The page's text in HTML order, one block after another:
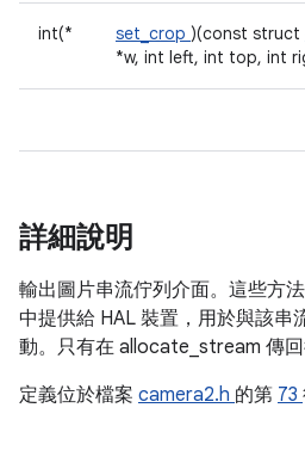
int(* set_crop )(const struct
*w, int left, int top, int
詳細說明
輸出圖片串流佇列介面。這些方
中提供給 HAL 裝置，用於與該串
動。只有在 allocate_stream 傳回
定義位於檔案 camera2.h 的第 73